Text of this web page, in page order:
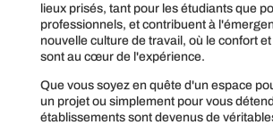
lieux prisés, tant pour les étudiants que
professionnels, et contribuent à
nouvelle culture de travail, où le confort
sont au cœur de l'expérience.
Que vous soyez en quête d'un espace
un projet ou simplement pour vous
établissements sont devenus de